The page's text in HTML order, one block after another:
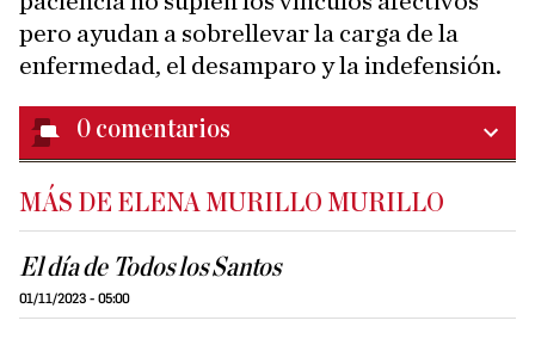
pero ayudan a sobrellevar la carga de la
enfermedad, el desamparo y la indefensión.
0 comentarios
MÁS DE ELENA MURILLO MURILLO
El día de Todos los Santos
01/11/2023 - 05:00